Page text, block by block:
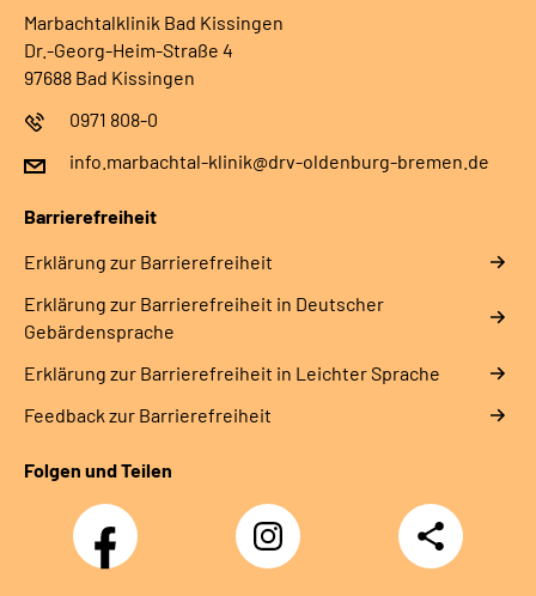
Marbachtalklinik Bad Kissingen
Dr.-Georg-Heim-Straße 4
97688 Bad Kissingen
0971 808-0
info.marbachtal-klinik@drv-oldenburg-bremen.de
Barrierefreiheit
Erklärung zur Barrierefreiheit
Erklärung zur Barrierefreiheit in Deutscher
Gebärdensprache
Erklärung zur Barrierefreiheit in Leichter Sprache
Feedback zur Barrierefreiheit
Folgen und Teilen
Facebook Instagram
Teilen